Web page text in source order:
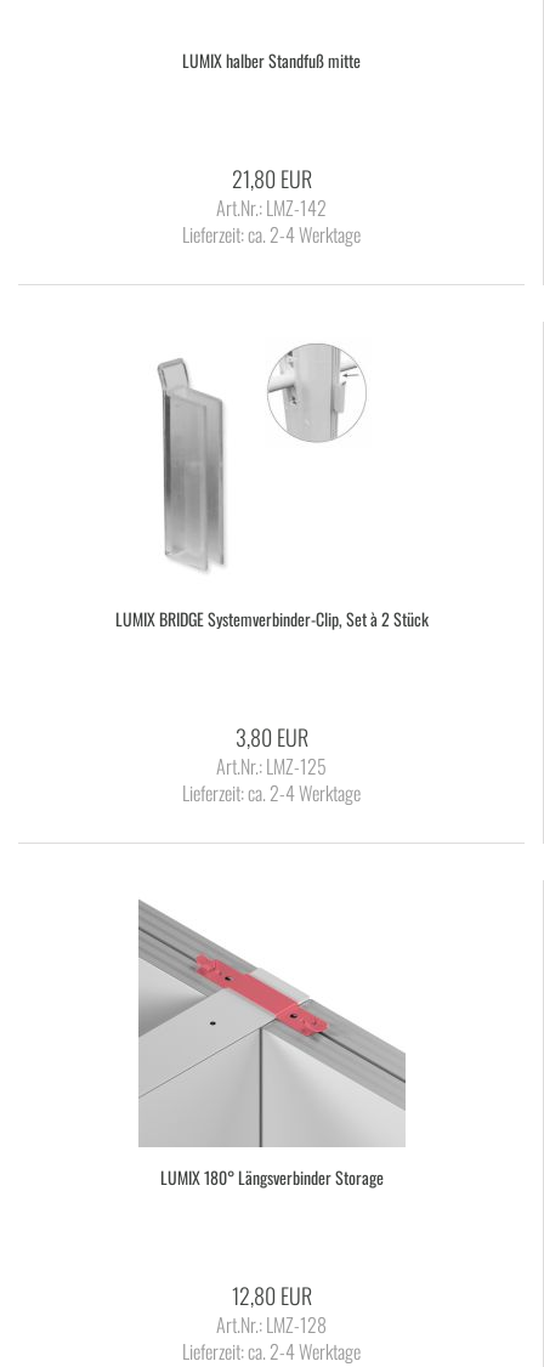
LUMIX hal­ber Stand­fuß mitte
21,80 EUR
Art.Nr.: LMZ-142
Lieferzeit:ca. 2-4 Werktage
LUMIX BRIDGE Systemverbinder-​​Clip, Set à 2 Stück
3,80 EUR
Art.Nr.: LMZ-125
Lieferzeit:ca. 2-4 Werktage
LUMIX 180° Längs­ver­bin­der Sto­rage
12,80 EUR
Art.Nr.: LMZ-128
Lieferzeit:ca. 2-4 Werktage